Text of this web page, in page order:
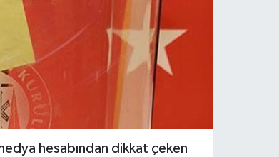
hesabından dikkat çeken